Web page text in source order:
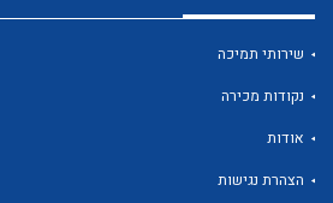
שירותי תמיכה
נקודות מכירה
אודות
הצהרת נגישות